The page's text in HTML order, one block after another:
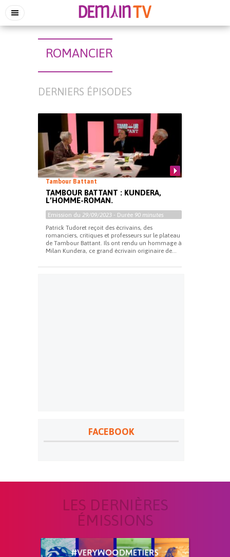
ROMANCIER
DERNIERS ÉPISODES
Tambour Battant
TAMBOUR BATTANT : KUNDERA,
L’HOMME-ROMAN.
Emission du 29/09/2023 - Durée 90 minutes
Patrick Tudoret reçoit des écrivains, des
romanciers, critiques et professeurs sur le plateau
de Tambour Battant. Ils ont rendu un hommage à
Milan Kundera, ce grand écrivain originaire de...
FACEBOOK
LES DERNIÈRES
ÉMISSIONS